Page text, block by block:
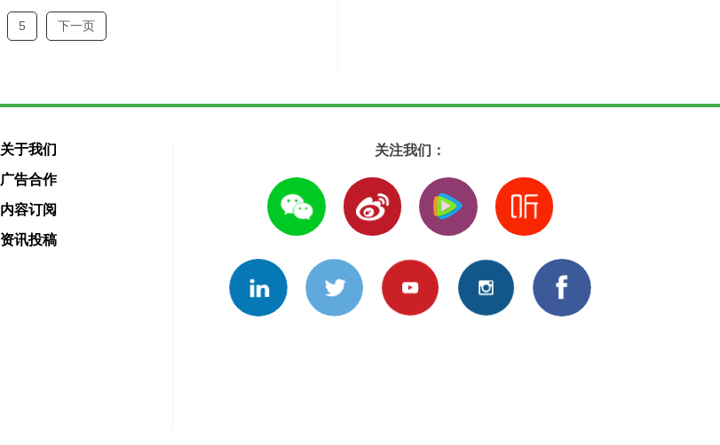
5 下一页
关于我们
广告合作
内容订阅
资讯投稿
关注我们：